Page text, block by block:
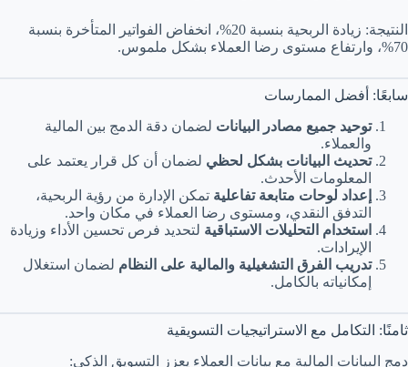
النتيجة: زيادة الربحية بنسبة 20%، انخفاض الفواتير المتأخرة بنسبة
70%، وارتفاع مستوى رضا العملاء بشكل ملموس.
سابعًا: أفضل الممارسات
توحيد جميع مصادر البيانات لضمان دقة الدمج بين المالية
والعملاء.
تحديث البيانات بشكل لحظي لضمان أن كل قرار يعتمد على
المعلومات الأحدث.
إعداد لوحات متابعة تفاعلية تمكن الإدارة من رؤية الربحية،
التدفق النقدي، ومستوى رضا العملاء في مكان واحد.
استخدام التحليلات الاستباقية لتحديد فرص تحسين الأداء وزيادة
الإيرادات.
تدريب الفرق التشغيلية والمالية على النظام لضمان استغلال
إمكانياته بالكامل.
ثامنًا: التكامل مع الاستراتيجيات التسويقية
دمج البيانات المالية مع بيانات العملاء يعزز التسويق الذكي: